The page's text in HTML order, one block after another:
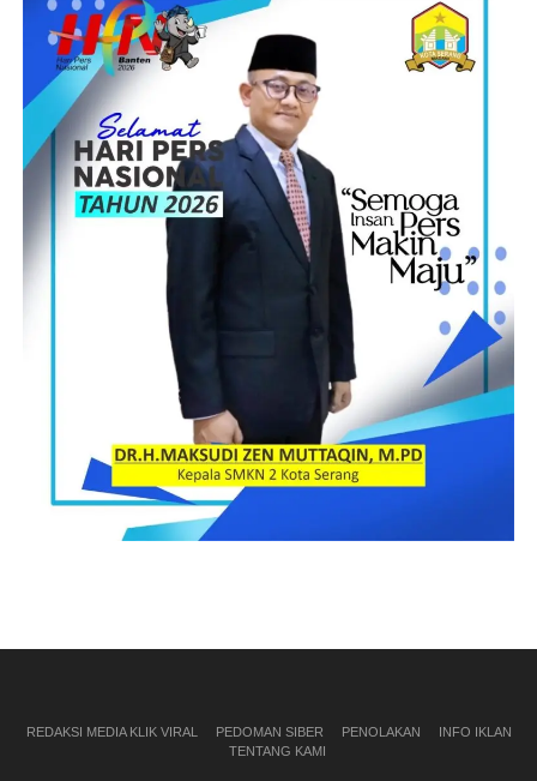
REDAKSI MEDIA KLIK VIRAL PEDOMAN SIBER PENOLAKAN
INFO IKLAN
TENTANG KAMI